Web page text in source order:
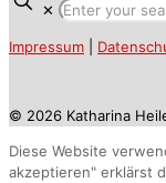
✕
Impressum
© 2026 Katharina
Diese Website
akzeptieren" erklärst